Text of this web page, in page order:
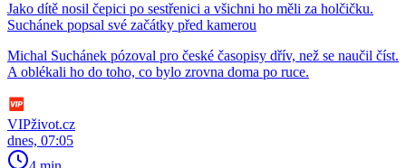
Jako dítě nosil čepici po sestřenici a všichni ho měli za holčičku.
Suchánek popsal své začátky před kamerou
Michal Suchánek pózoval pro české časopisy dřív, než se naučil číst.
A oblékali ho do toho, co bylo zrovna doma po ruce.
VIPživot.cz
dnes, 07:05